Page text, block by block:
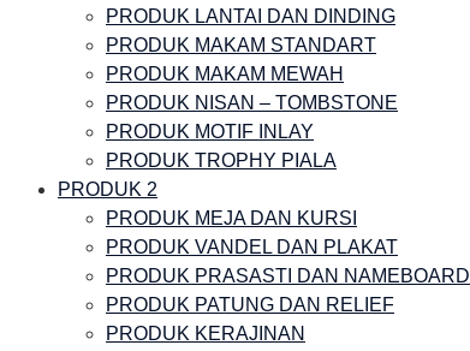
PRODUK LANTAI DAN DINDING
PRODUK MAKAM STANDART
PRODUK MAKAM MEWAH
PRODUK NISAN – TOMBSTONE
PRODUK MOTIF INLAY
PRODUK TROPHY PIALA
PRODUK 2
PRODUK MEJA DAN KURSI
PRODUK VANDEL DAN PLAKAT
PRODUK PRASASTI DAN NAMEBOARD
PRODUK PATUNG DAN RELIEF
PRODUK KERAJINAN